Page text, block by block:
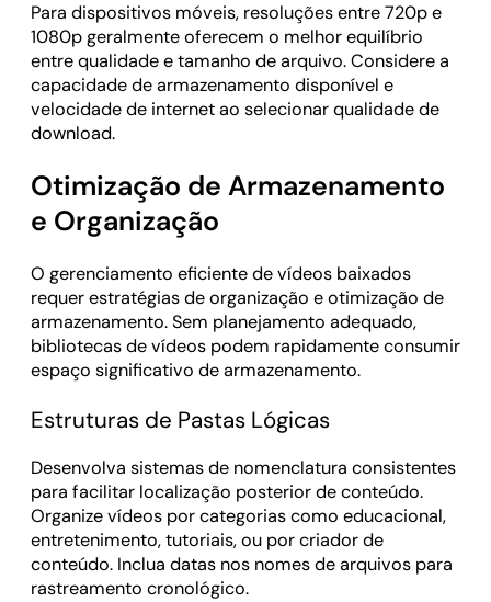
Para dispositivos móveis, resoluções entre 720p e
1080p geralmente oferecem o melhor equilíbrio
entre qualidade e tamanho de arquivo. Considere a
capacidade de armazenamento disponível e
velocidade de internet ao selecionar qualidade de
download.
Otimização de Armazenamento
e Organização
O gerenciamento eficiente de vídeos baixados
requer estratégias de organização e otimização de
armazenamento. Sem planejamento adequado,
bibliotecas de vídeos podem rapidamente consumir
espaço significativo de armazenamento.
Estruturas de Pastas Lógicas
Desenvolva sistemas de nomenclatura consistentes
para facilitar localização posterior de conteúdo.
Organize vídeos por categorias como educacional,
entretenimento, tutoriais, ou por criador de
conteúdo. Inclua datas nos nomes de arquivos para
rastreamento cronológico.